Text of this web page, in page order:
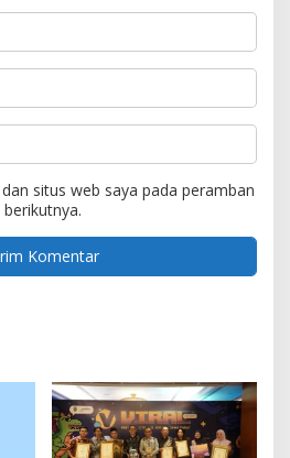
situs web saya pada peramban